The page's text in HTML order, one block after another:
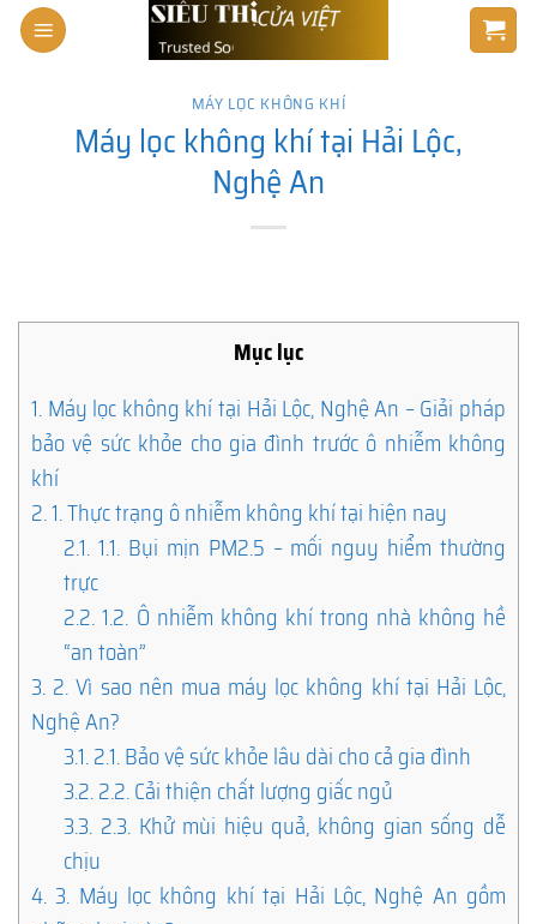
Skip
MÁY LỌC KHÔNG KHÍ
Máy lọc không khí tại Hải Lộc,
Nghệ An
Mục lục
1. Máy lọc không khí tại Hải Lộc, Nghệ An – Giải pháp
bảo vệ sức khỏe cho gia đình trước ô nhiễm không
khí
2.1. Thực trạng ô nhiễm không khí tại hiện nay
2.1. 1.1. Bụi mịn PM2.5 – mối nguy hiểm thường
trực
2.2. 1.2. Ô nhiễm không khí trong nhà không hề
“an toàn”
3. 2. Vì sao nên mua máy lọc không khí tại Hải Lộc,
Nghệ An?
3.1.2.1. Bảo vệ sức khỏe lâu dài cho cả gia đình
3.2.2.2. Cải thiện chất lượng giấc ngủ
3.3. 2.3. Khử mùi hiệu quả, không gian sống dễ
chịu
4. 3. Máy lọc không khí tại Hải Lộc, Nghệ An gồm